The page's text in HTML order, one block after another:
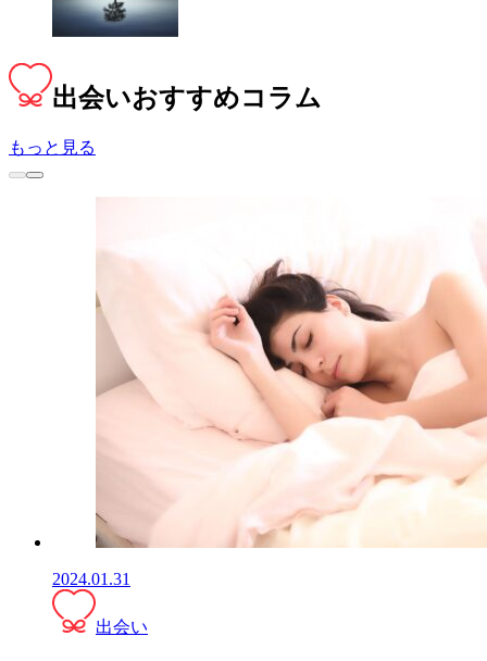
出会いおすすめコラム
もっと見る
2024.01.31
出会い